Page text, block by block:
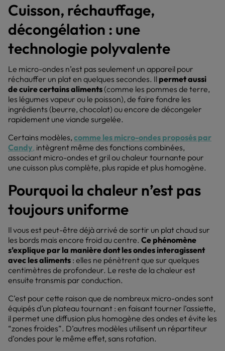
Cuisson, réchauffage,
décongélation : une
technologie polyvalente
Le micro-ondes n’est pas seulement un appareil pour
réchauffer un plat en quelques secondes. Il permet aussi
de cuire certains aliments (comme les pommes de terre,
les légumes vapeur ou le poisson), de faire fondre les
ingrédients (beurre, chocolat) ou encore de décongeler
rapidement une viande surgelée.
Certains modèles, comme les micro-ondes proposés par
Candy, intègrent même des fonctions combinées,
associant micro-ondes et gril ou chaleur tournante pour
une cuisson plus complète, plus rapide et plus homogène.
Pourquoi la chaleur n’est pas
toujours uniforme
Il vous est peut-être déjà arrivé de sortir un plat chaud sur
les bords mais encore froid au centre. Ce phénomène
s’explique par la manière dont les ondes interagissent
avec les aliments : elles ne pénètrent que sur quelques
centimètres de profondeur. Le reste de la chaleur est
ensuite transmis par conduction.
C’est pour cette raison que de nombreux micro-ondes sont
équipés d’un plateau tournant : en faisant tourner l’assiette,
il permet une diffusion plus homogène des ondes et évite les
“zones froides”. D’autres modèles utilisent un répartiteur
d’ondes pour le même effet, sans rotation.